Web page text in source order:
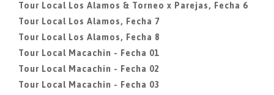
Tour Local Los Alamos & Torneo x Parejas, Fecha 6
Tour Local Los Alamos, Fecha 7
Tour Local Los Alamos, Fecha 8
Tour Local Macachin - Fecha 01
Tour Local Macachin - Fecha 02
Tour Local Macachin - Fecha 03